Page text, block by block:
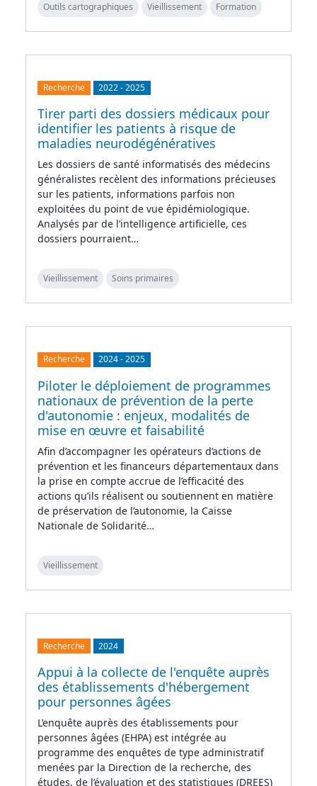
Outils cartographiques Vieillissement Formation
Recherche 2022-2025
Tirer parti des dossiers médicaux pour
identifier les patients à risque de
maladies neurodégénératives
Les dossiers de santé informatisés des médecins
généralistes recèlent des informations précieuses
sur les patients, informations parfois non
exploitées du point de vue épidémiologique.
Analysés par de l’intelligence artificielle, ces
dossiers pourraient…
Vieillissement Soins primaires
Recherche 2024-2025
Piloter le déploiement de programmes
nationaux de prévention de la perte
d'autonomie : enjeux, modalités de
mise en œuvre et faisabilité
Afin d’accompagner les opérateurs d’actions de
prévention et les financeurs départementaux dans
la prise en compte accrue de l’efficacité des
actions qu’ils réalisent ou soutiennent en matière
de préservation de l’autonomie, la Caisse
Nationale de Solidarité…
Vieillissement
Recherche 2024
Appui à la collecte de l'enquête auprès
des établissements d'hébergement
pour personnes âgées
L’enquête auprès des établissements pour
personnes âgées (EHPA) est intégrée au
programme des enquêtes de type administratif
menées par la Direction de la recherche, des
études, de l’évaluation et des statistiques (DREES)